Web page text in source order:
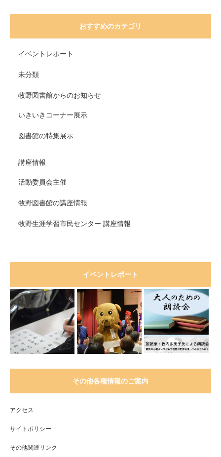
おすすめのカテゴリ
イベントレポート
未分類
牧野図書館からのお知らせ
いきいきコーナー展示
図書館の特集展示
講座情報
活動委員会主催
牧野図書館の講座情報
牧野生涯学習市民センター 講座情報
イベントレポート
その他各種情報のご案内
アクセス
サイトポリシー
その他関連リンク